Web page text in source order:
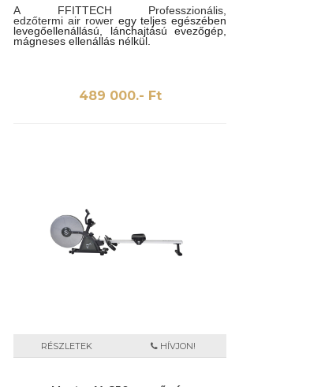
A FFITTECH Professzionális,
edzőtermi air rower egy teljes egészében
levegőellenállású, lánchajtású evezőgép,
mágneses ellenállás nélkül.
489 000.- Ft
RÉSZLETEK HÍVJON!